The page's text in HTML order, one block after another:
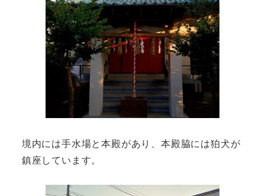
境内には手水場と本殿があり、本殿脇には狛犬が
鎮座しています。